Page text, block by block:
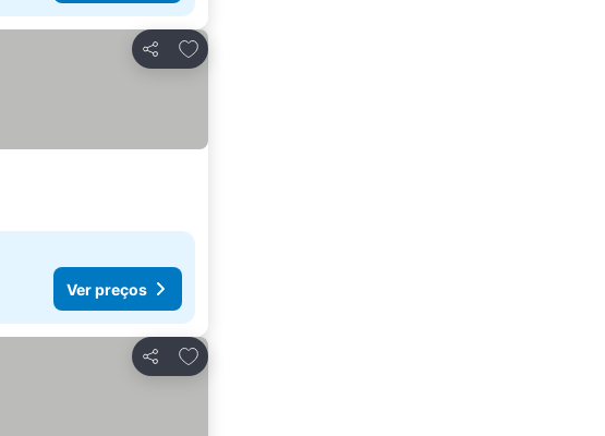
Partilhar
Adicionar aos favoritos
Ver preços
Partilhar
Adicionar aos favoritos